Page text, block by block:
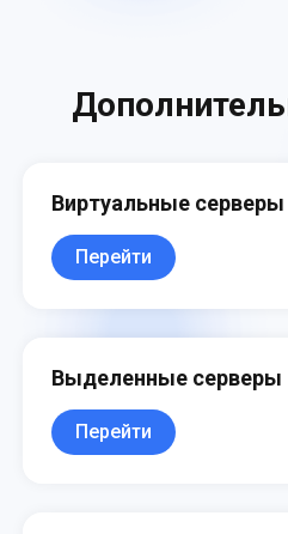
Виртуальные серверы
Перейти
Выделенные серверы
Перейти